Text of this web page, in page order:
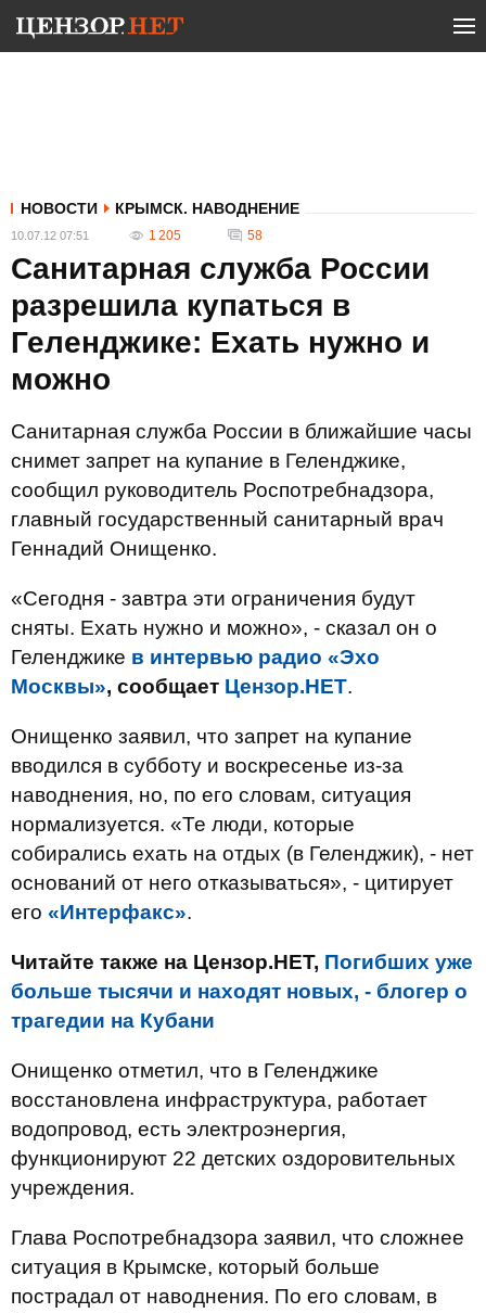
НОВОСТИ КРЫМСК. НАВОДНЕНИЕ
10.07.12 07:51 1 205 58
Санитарная служба России
разрешила купаться в
Геленджике: Ехать нужно и
можно
Санитарная служба России в ближайшие часы
снимет запрет на купание в Геленджике,
сообщил руководитель Роспотребнадзора,
главный государственный санитарный врач
Геннадий Онищенко.
«Сегодня - завтра эти ограничения будут
сняты. Ехать нужно и можно», - сказал он о
Геленджике в интервью радио «Эхо
Москвы», сообщает Цензор.НЕТ.
Онищенко заявил, что запрет на купание
вводился в субботу и воскресенье из-за
наводнения, но, по его словам, ситуация
нормализуется. «Те люди, которые
собирались ехать на отдых (в Геленджик), - нет
оснований от него отказываться», - цитирует
его «Интерфакс».
Читайте также на Цензор.НЕТ, Погибших уже
больше тысячи и находят новых, - блогер о
трагедии на Кубани
Онищенко отметил, что в Геленджике
восстановлена инфраструктура, работает
водопровод, есть электроэнергия,
функционируют 22 детских оздоровительных
учреждения.
Глава Роспотребнадзора заявил, что сложнее
ситуация в Крымске, который больше
пострадал от наводнения. По его словам, в